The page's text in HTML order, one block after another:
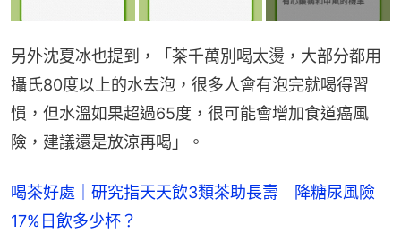
另外沈夏冰也提到，「茶千萬別喝太燙，大部分都用
攝氏80度以上的水去泡，很多人會有泡完就喝得習
慣，但水溫如果超過65度，很可能會增加食道癌風
險，建議還是放涼再喝」。
喝茶好處｜研究指天天飲3類茶助長壽 降糖尿風險
17%日飲多少杯？